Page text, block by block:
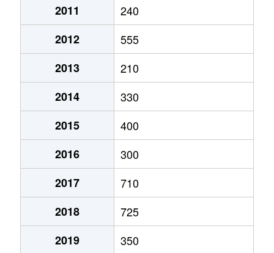
2011
240
2012
555
2013
210
2014
330
2015
400
2016
300
2017
710
2018
725
2019
350